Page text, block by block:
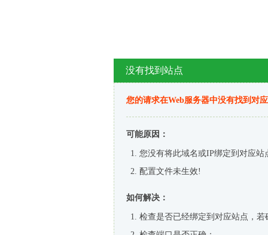
没有找到站点
您的请求在Web服务器中没有找到对
可能原因：
您没有将此域名或IP绑定到对应站
配置文件未生效!
如何解决：
检查是否已经绑定到对应站点，